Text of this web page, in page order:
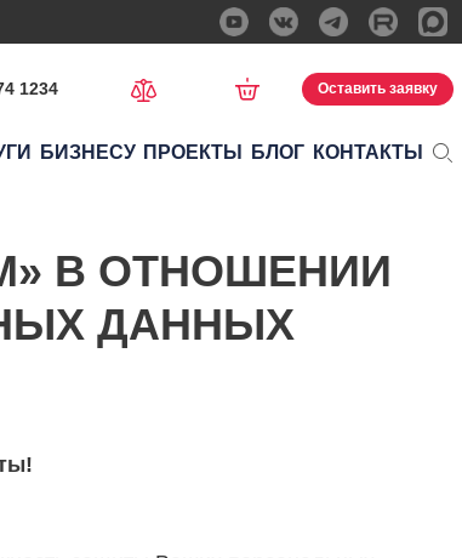
1234 Оставить заявку
БИЗНЕСУ ПРОЕКТЫ БЛОГ КОНТАКТЫ
В ОТНОШЕНИИ
ДАННЫХ